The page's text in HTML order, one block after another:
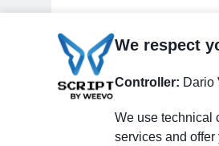
Immagine di
brgfx su
Magnific
S&P
We respect
Controller: Dario
We use technical
services and